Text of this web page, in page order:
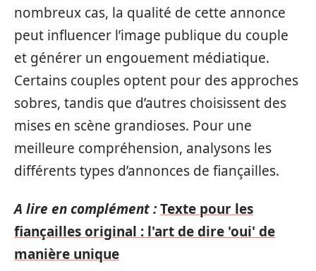
nombreux cas, la qualité de cette annonce
peut influencer l’image publique du couple
et générer un engouement médiatique.
Certains couples optent pour des approches
sobres, tandis que d’autres choisissent des
mises en scène grandioses. Pour une
meilleure compréhension, analysons les
différents types d’annonces de fiançailles.
A lire en complément :Texte pour les
fiançailles original : l'art de dire 'oui' de
manière unique